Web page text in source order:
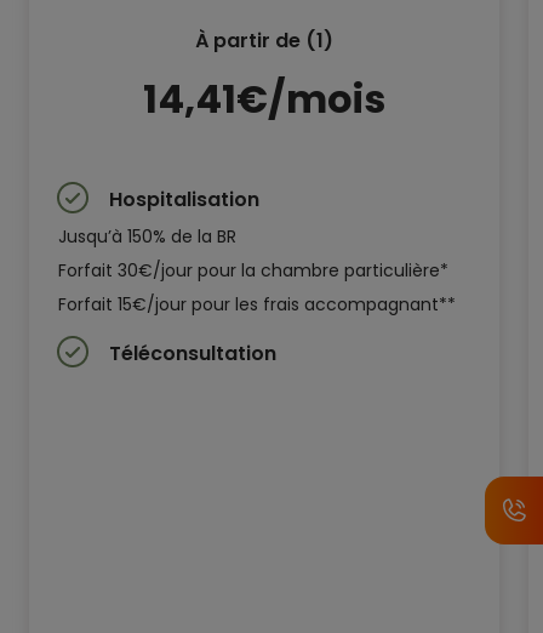
À partir de (1)
14,41€/mois
Hospitalisation
Jusqu’à 150% de la BR
Forfait 30€/jour pour la chambre particulière*
Forfait 15€/jour pour les frais accompagnant**
Téléconsultation